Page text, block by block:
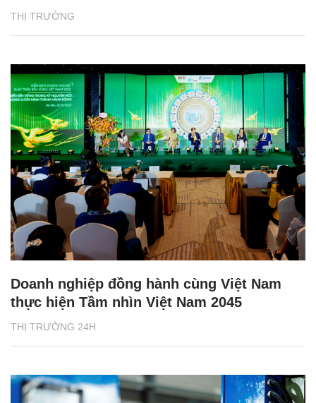
THỊ TRƯỜNG
THỊ TRƯỜNG 24H
Doanh nghiệp đồng hành cùng Việt Nam
thực hiện Tầm nhìn Việt Nam 2045